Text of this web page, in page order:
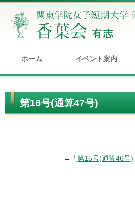
ホーム イベント案内
第16号(通算47号)
←「第15号(通算46号)